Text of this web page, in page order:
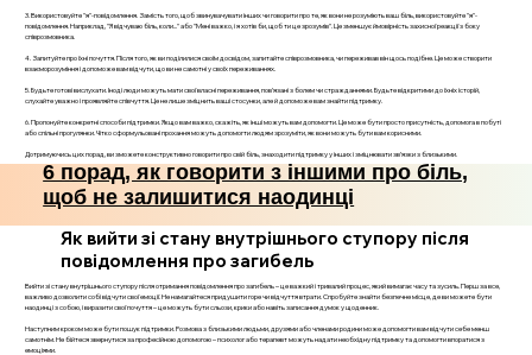
3. Використовуйте "я"-повідомлення. Замість того, щоб звинувачувати інших чи говорити про те, як вони не розуміють ваш біль, використовуйте "я"-
повідомлення. Наприклад, "Я відчуваю біль, коли..." або "Мені важко, і я хотів би, щоб ти це зрозумів". Це зменшує ймовірність захисної реакції з боку
співрозмовника.
4. Запитуйте про їхні почуття. Після того, як ви поділилися своїм досвідом, запитайте співрозмовника, чи переживав він щось подібне. Це може створити
взаєморозуміння і допоможе вам відчути, що ви не самотні у своїх переживаннях.
5. Будьте готові вислухати. Іноді люди можуть мати свої власні переживання, пов’язані з болем чи стражданнями. Будьте відкритими до їхніх історій,
слухайте уважно і проявляйте співчуття. Це не лише зміцнить ваші стосунки, але й допоможе вам знайти підтримку.
6. Пропонуйте конкретні способи підтримки. Якщо вам важко, скажіть, як інші можуть вам допомогти. Це може бути просто присутність, допомога в побуті
або спільні прогулянки. Чітко сформульовані прохання можуть допомогти людям зрозуміти, як вони можуть бути вам корисними.
Дотримуючись цих порад, ви зможете конструктивно говорити про свій біль, знаходити підтримку у інших і зміцнювати зв’язки з близькими.
6 порад, як говорити з іншими про біль,
щоб не залишитися наодинці
Як вийти зі стану внутрішнього ступору після
повідомлення про загибель
Вийти зі стану внутрішнього ступору після отримання повідомлення про загибель – це важкий і тривалий процес, який вимагає часу та зусиль. Перш за все,
важливо дозволити собі відчути свої емоції. Не намагайтеся придушити горе чи відчуття втрати. Спробуйте знайти безпечне місце, де ви можете бути
наодинці з собою, і виразити свої почуття – це можуть бути сльози, крики або навіть записання думок у щоденник.
Наступним кроком може бути пошук підтримки. Розмова з близькими людьми, друзями або членами родини може допомогти вам відчути себе менш
самотнім. Не бійтеся звернутися за професійною допомогою – психолог або терапевт можуть надати необхідну підтримку та допомогти впоратися з
емоціями.